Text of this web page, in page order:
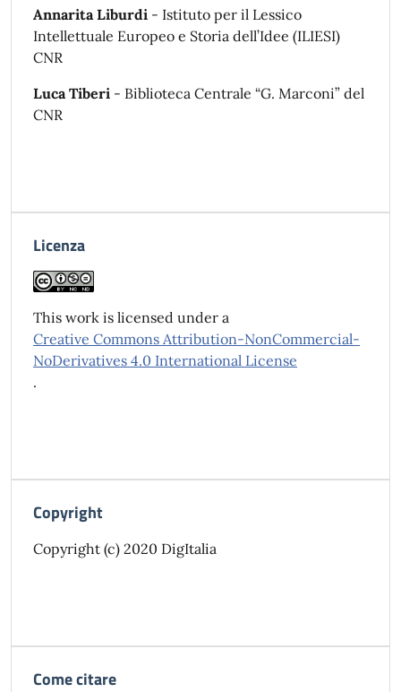
Annarita Liburdi - Istituto per il Lessico
Intellettuale Europeo e Storia dell’Idee (ILIESI)
CNR
Luca Tiberi - Biblioteca Centrale “G. Marconi” del
CNR
Licenza
This work is licensed under a
Creative Commons Attribution-NonCommercial-
NoDerivatives 4.0 International License
.
Copyright
Copyright (c) 2020 DigItalia
Come citare